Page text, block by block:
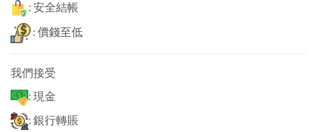
: 安全結帳
: 價錢至低
我們接受
: 現金
: 銀行轉賬